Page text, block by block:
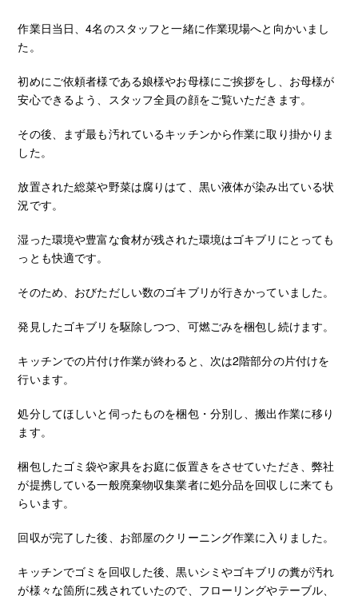
作業日当日、4名のスタッフと一緒に作業現場へと向かいまし
た。
初めにご依頼者様である娘様やお母様にご挨拶をし、お母様が
安心できるよう、スタッフ全員の顔をご覧いただきます。
その後、まず最も汚れているキッチンから作業に取り掛かりま
した。
放置された総菜や野菜は腐りはて、黒い液体が染み出ている状
況です。
湿った環境や豊富な食材が残された環境はゴキブリにとっても
っとも快適です。
そのため、おびただしい数のゴキブリが行きかっていました。
発見したゴキブリを駆除しつつ、可燃ごみを梱包し続けます。
キッチンでの片付け作業が終わると、次は2階部分の片付けを
行います。
処分してほしいと伺ったものを梱包・分別し、搬出作業に移り
ます。
梱包したゴミ袋や家具をお庭に仮置きをさせていただき、弊社
が提携している一般廃棄物収集業者に処分品を回収しに来ても
らいます。
回収が完了した後、お部屋のクリーニング作業に入りました。
キッチンでゴミを回収した後、黒いシミやゴキブリの糞が汚れ
が様々な箇所に残されていたので、フローリングやテーブル、